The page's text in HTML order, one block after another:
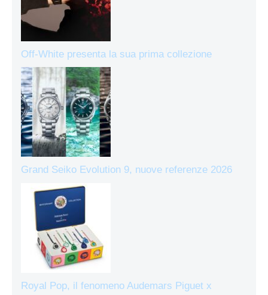
Off-White presenta la sua prima collezione
Grand Seiko Evolution 9, nuove referenze 2026
Royal Pop, il fenomeno Audemars Piguet x